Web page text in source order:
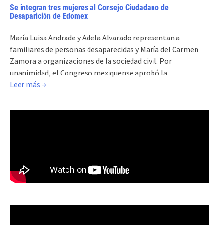
Se integran tres mujeres al Consejo Ciudadano de
Desaparición de Edomex
María Luisa Andrade y Adela Alvarado representan a
familiares de personas desaparecidas y María del Carmen
Zamora a organizaciones de la sociedad civil. Por
unanimidad, el Congreso mexiquense aprobó la...
Leer más →